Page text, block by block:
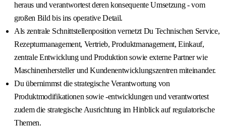
heraus und verantwortest deren konsequente Umsetzung - vom
großen Bild bis ins operative Detail.
Als zentrale Schnittstellenposition vernetzt Du Technischen Service,
Rezepturmanagement, Vertrieb, Produktmanagement, Einkauf,
zentrale Entwicklung und Produktion sowie externe Partner wie
Maschinenhersteller und Kundenentwicklungszentren miteinander.
Du übernimmst die strategische Verantwortung von
Produktmodifikationen sowie -entwicklungen und verantwortest
zudem die strategische Ausrichtung im Hinblick auf regulatorische
Themen.